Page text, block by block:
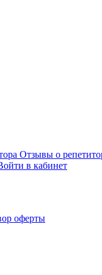
Отзывы о
в кабинет
оферты